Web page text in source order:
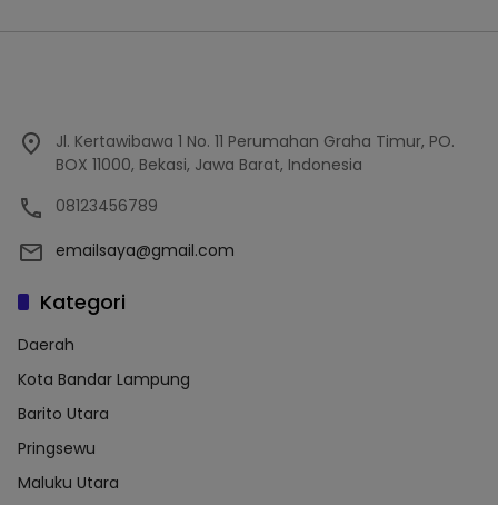
Jl. Kertawibawa 1 No. 11 Perumahan Graha Timur, PO.
BOX 11000, Bekasi, Jawa Barat, Indonesia
08123456789
emailsaya@gmail.com
Kategori
Daerah
Kota Bandar Lampung
Barito Utara
Pringsewu
Maluku Utara